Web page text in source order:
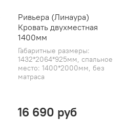
Ривьера (Линаура)
Кровать двухместная
1400мм
Габаритные размеры:
1432*2064*925мм, спальное
место: 1400*2000мм, без
матраса
16 690 руб